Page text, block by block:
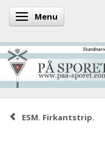
Skifte navigation
Menu
ESM. Firkantstrip.